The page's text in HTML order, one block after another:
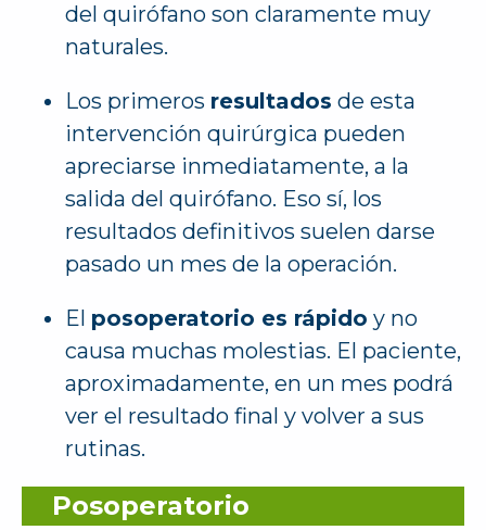
del quirófano son claramente muy
naturales.
Los primeros resultados de esta
intervención quirúrgica pueden
apreciarse inmediatamente, a la
salida del quirófano. Eso sí, los
resultados definitivos suelen darse
pasado un mes de la operación.
El posoperatorio es rápido y no
causa muchas molestias. El paciente,
aproximadamente, en un mes podrá
ver el resultado final y volver a sus
rutinas.
Posoperatorio